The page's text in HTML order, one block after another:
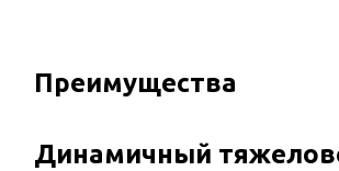
Преимущества
Динамичный